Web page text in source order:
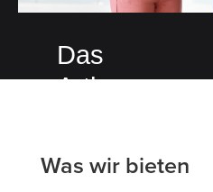
Das
Arthrex
Was wir bieten